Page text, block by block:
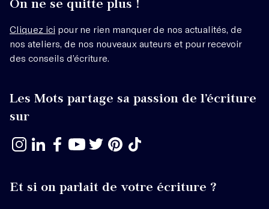
On ne se quitte plus !
Cliquez ici pour ne rien manquer de nos actualités, de
nos ateliers, de nos nouveaux auteurs et pour recevoir
des conseils d’écriture.
Les Mots partage sa passion de l’écriture
sur
Et si on parlait de votre écriture ?